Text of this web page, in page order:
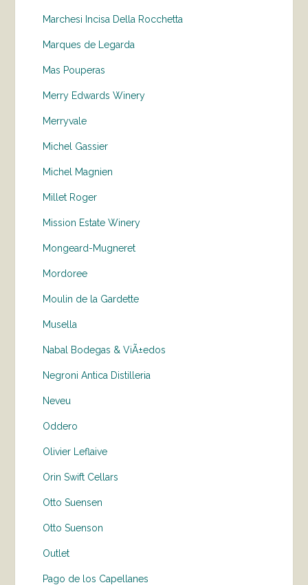
Marchesi Incisa Della Rocchetta
Marques de Legarda
Mas Pouperas
Merry Edwards Winery
Merryvale
Michel Gassier
Michel Magnien
Millet Roger
Mission Estate Winery
Mongeard-Mugneret
Mordoree
Moulin de la Gardette
Musella
Nabal Bodegas & ViÃ±edos
Negroni Antica Distilleria
Neveu
Oddero
Olivier Leflaive
Orin Swift Cellars
Otto Suensen
Otto Suenson
Outlet
Pago de los Capellanes